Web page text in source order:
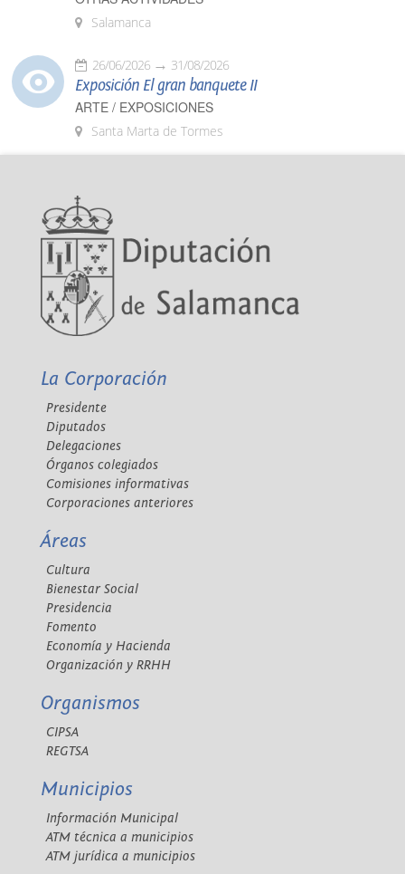
Salamanca
26/06/2026 31/08/2026
Exposición El gran banquete II
ARTE / EXPOSICIONES
Santa Marta de Tormes
La Corporación
Presidente
Diputados
Delegaciones
Órganos colegiados
Comisiones informativas
Corporaciones anteriores
Áreas
Cultura
Bienestar Social
Presidencia
Fomento
Economía y Hacienda
Organización y RRHH
Organismos
CIPSA
REGTSA
Municipios
Información Municipal
ATM técnica a municipios
ATM jurídica a municipios